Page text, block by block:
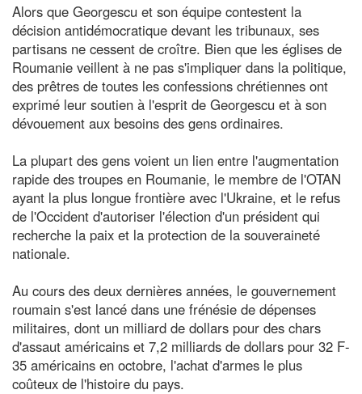
Alors que Georgescu et son équipe contestent la
décision antidémocratique devant les tribunaux, ses
partisans ne cessent de croître. Bien que les églises de
Roumanie veillent à ne pas s'impliquer dans la politique,
des prêtres de toutes les confessions chrétiennes ont
exprimé leur soutien à l'esprit de Georgescu et à son
dévouement aux besoins des gens ordinaires.
La plupart des gens voient un lien entre l'augmentation
rapide des troupes en Roumanie, le membre de l'OTAN
ayant la plus longue frontière avec l'Ukraine, et le refus
de l'Occident d'autoriser l'élection d'un président qui
recherche la paix et la protection de la souveraineté
nationale.
Au cours des deux dernières années, le gouvernement
roumain s'est lancé dans une frénésie de dépenses
militaires, dont un milliard de dollars pour des chars
d'assaut américains et 7,2 milliards de dollars pour 32 F-
35 américains en octobre, l'achat d'armes le plus
coûteux de l'histoire du pays.